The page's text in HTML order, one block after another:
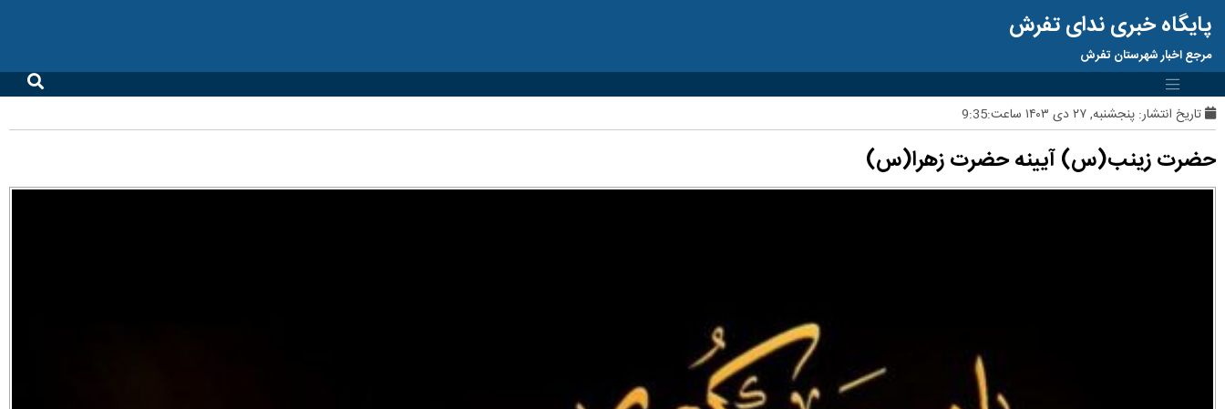
پایگاه خبری ندای تفرش
مرجع اخبار شهرستان تفرش
تاریخ انتشار: پنجشنبه, ۲۷ دی ۱۴۰۳ ساعت:9:35
حضرت زینب(س) آیینه حضرت زهرا(س)